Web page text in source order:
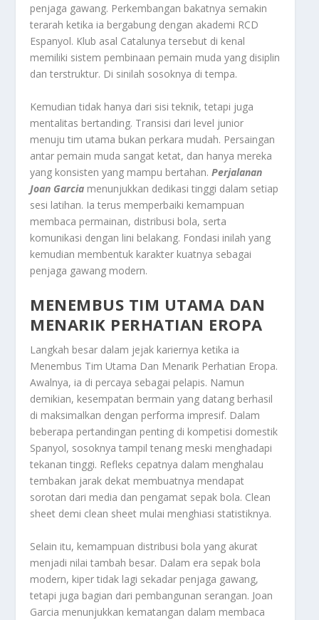
penjaga gawang. Perkembangan bakatnya semakin
terarah ketika ia bergabung dengan akademi RCD
Espanyol. Klub asal Catalunya tersebut di kenal
memiliki sistem pembinaan pemain muda yang disiplin
dan terstruktur. Di sinilah sosoknya di tempa.
Kemudian tidak hanya dari sisi teknik, tetapi juga
mentalitas bertanding. Transisi dari level junior
menuju tim utama bukan perkara mudah. Persaingan
antar pemain muda sangat ketat, dan hanya mereka
yang konsisten yang mampu bertahan.Perjalanan
Joan Garcia menunjukkan dedikasi tinggi dalam setiap
sesi latihan. Ia terus memperbaiki kemampuan
membaca permainan, distribusi bola, serta
komunikasi dengan lini belakang. Fondasi inilah yang
kemudian membentuk karakter kuatnya sebagai
penjaga gawang modern.
MENEMBUS TIM UTAMA DAN
MENARIK PERHATIAN EROPA
Langkah besar dalam jejak kariernya ketika ia
Menembus Tim Utama Dan Menarik Perhatian Eropa.
Awalnya, ia di percaya sebagai pelapis. Namun
demikian, kesempatan bermain yang datang berhasil
di maksimalkan dengan performa impresif. Dalam
beberapa pertandingan penting di kompetisi domestik
Spanyol, sosoknya tampil tenang meski menghadapi
tekanan tinggi. Refleks cepatnya dalam menghalau
tembakan jarak dekat membuatnya mendapat
sorotan dari media dan pengamat sepak bola. Clean
sheet demi clean sheet mulai menghiasi statistiknya.
Selain itu, kemampuan distribusi bola yang akurat
menjadi nilai tambah besar. Dalam era sepak bola
modern, kiper tidak lagi sekadar penjaga gawang,
tetapi juga bagian dari pembangunan serangan. Joan
Garcia menunjukkan kematangan dalam membaca